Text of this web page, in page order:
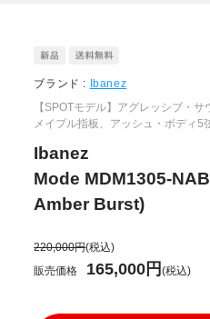
ブランド :
Ibanez
【SPOTモデル】アグレッシブ・
メイプル指板、アッシュ・ボディ5
Ibanez
Mode MDM1305-
Amber Burst)
220,000円(税込)
販売価格
165,000円(税込)